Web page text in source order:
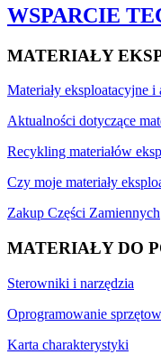
WSPARCIE
MATERIAŁY
Materiały eksploatacyjne i
Aktualności dotyczące
Recykling materiałów
Czy moje materiały
Zakup Części Zamiennych
MATERIAŁY DO
Sterowniki i narzędzia
Oprogramowanie
Karta charakterystyki